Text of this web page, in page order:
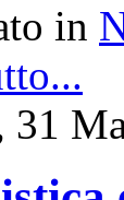
in
31